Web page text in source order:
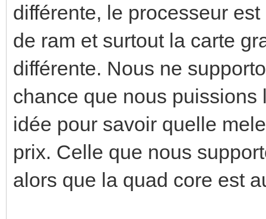
différente, le processeur
de ram et surtout la carte
différente. Nous ne
chance que nous puissions
idée pour savoir quelle
prix. Celle que nous
alors que la quad core est